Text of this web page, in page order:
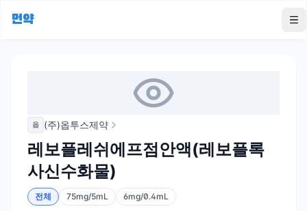
먼약
옵 (주)옵투스제약
레보플레쉬에프점안액(레보플록
사신수화물)
전체 75mg/5mL 6mg/0.4mL